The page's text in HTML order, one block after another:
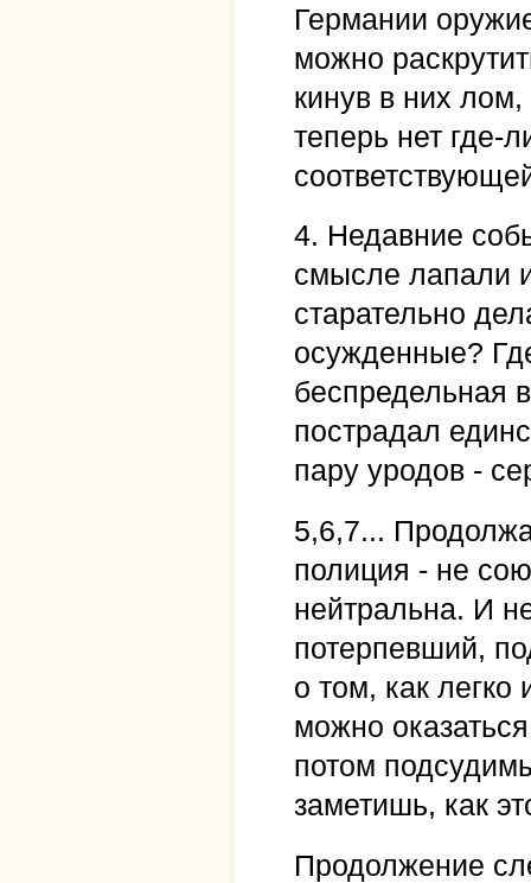
Германии
можно
кинув в них лом,
теперь нет где-
4. Недавние
смысле лапали
старательно
осужденные?
беспредельная
пострадал
пару уродов -
5,6,7...
полиция - не
нейтральна. И
потерпевший,
о том, как легко
можно
потом
заметишь, как
Продолжение